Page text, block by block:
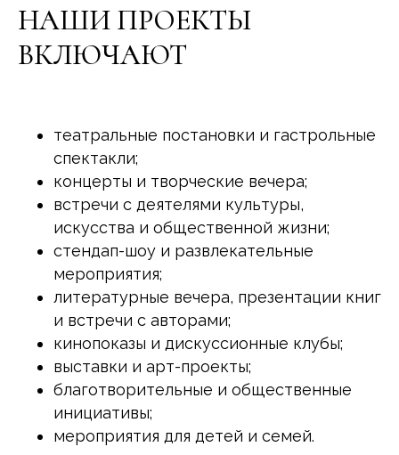
НАШИ ПРОЕКТЫ
ВКЛЮЧАЮТ
театральные постановки и гастрольные
спектакли;
концерты и творческие вечера;
встречи с деятелями культуры,
искусства и общественной жизни;
стендап-шоу и развлекательные
мероприятия;
литературные вечера, презентации книг
и встречи с авторами;
кинопоказы и дискуссионные клубы;
выставки и арт-проекты;
благотворительные и общественные
инициативы;
мероприятия для детей и семей.